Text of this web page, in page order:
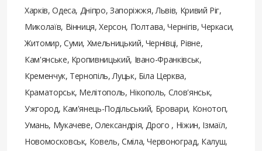
Харків, Одеса, Дніпро, Запоріжжя, Львів, Кривий Ріг,
Миколаїв, Вінниця, Херсон, Полтава, Чернігів, Черкаси,
Житомир, Суми, Хмельницький, Чернівці, Рівне,
Кам'янське, Кропивницький, Івано-Франківськ,
Кременчук, Тернопіль, Луцьк, Біла Церква,
Краматорськ, Мелітополь, Нікополь, Слов'янськ,
Ужгород, Кам'янець-Подільський, Бровари, Конотоп,
Умань, Мукачеве, Олександрія, Дрого , Ніжин, Ізмаїл,
Новомосковськ, Ковель, Сміла, Червоноград, Калуш,